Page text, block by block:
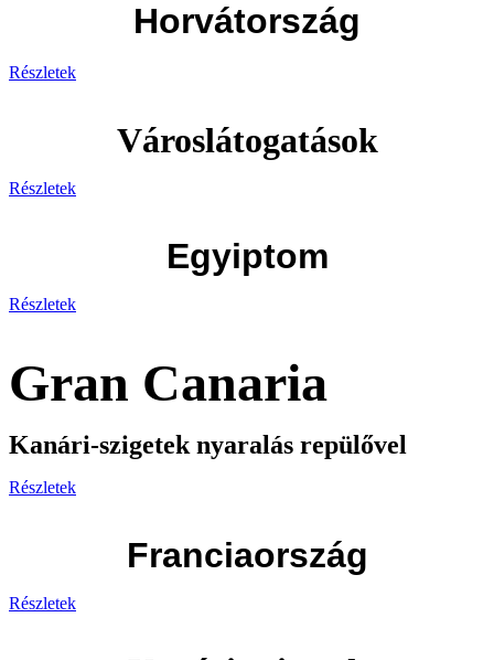
Horvátország
Részletek
Városlátogatások
Részletek
Egyiptom
Részletek
Gran Canaria
Kanári-szigetek nyaralás repülővel
Részletek
Franciaország
Részletek